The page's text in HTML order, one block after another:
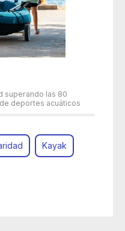
superando las 80
deportes acuáticos
Kayak